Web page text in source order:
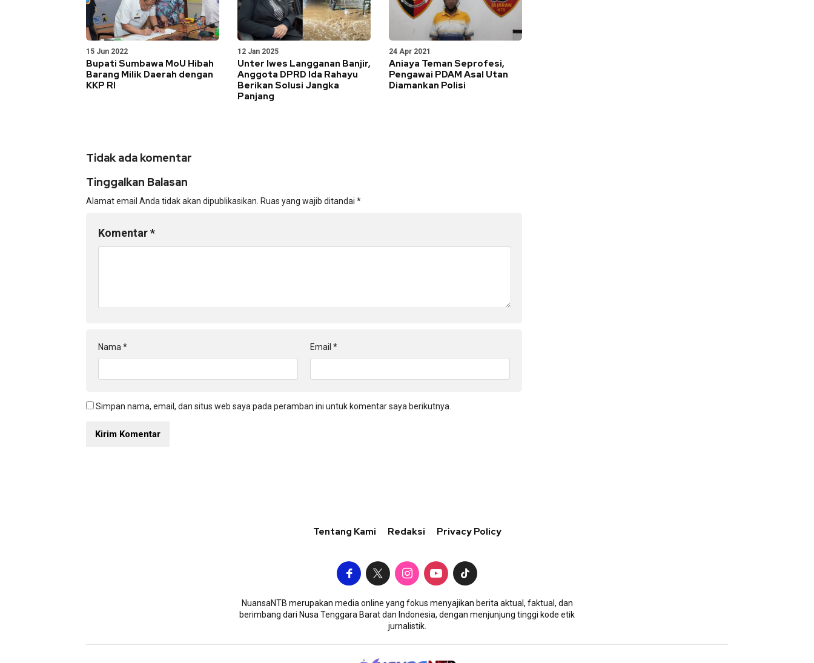
15 Jun 2022
Bupati Sumbawa MoU Hibah
Barang Milik Daerah dengan
KKP RI
12 Jan 2025
Unter Iwes Langganan Banjir,
Anggota DPRD Ida Rahayu
Berikan Solusi Jangka
Panjang
24 Apr 2021
Aniaya Teman Seprofesi,
Pengawai PDAM Asal Utan
Diamankan Polisi
Tidak ada komentar
Tinggalkan Balasan
Alamat email Anda tidak akan dipublikasikan. Ruas yang wajib ditandai *
Komentar*
Nama * Email *
Simpan nama, email, dan situs web saya pada peramban ini untuk komentar saya berikutnya.
Tentang Kami Redaksi Privacy Policy
NuansaNTB merupakan media online yang fokus menyajikan berita aktual, faktual, dan
berimbang dari Nusa Tenggara Barat dan Indonesia, dengan menjunjung tinggi kode etik
jurnalistik.